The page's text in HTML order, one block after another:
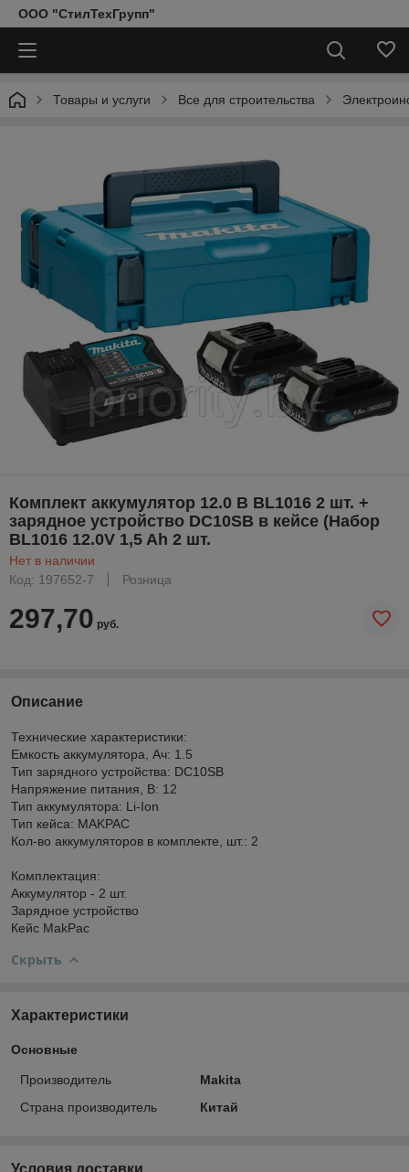
ООО "СтилТехГрупп"
Товары и услуги Все для строительства
Комплект аккумулятор 12.0 В BL1016 2 шт. +
зарядное устройство DC10SB в кейсе (Набор
BL1016 12.0V 1,5 Ah 2 шт.
Нет в наличии
Код: 197652-7
Розница
297,70 руб.
Описание
Технические характеристики:
Емкость аккумулятора, Ач: 1.5
Тип зарядного устройства: DC10SB
Напряжение питания, В: 12
Тип аккумулятора: Li-Ion
Тип кейса: MAKPAC
Кол-во аккумуляторов в комплекте, шт.: 2
Комплектация:
Аккумулятор - 2 шт.
Зарядное устройство
Кейс MakPac
Скрыть
Характеристики
Основные
Производитель
Makita
Страна производитель
Китай
Условия доставки